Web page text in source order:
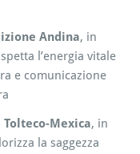
Andina, in
l’energia vitale
e comunicazione
Mexica, in
la saggezza